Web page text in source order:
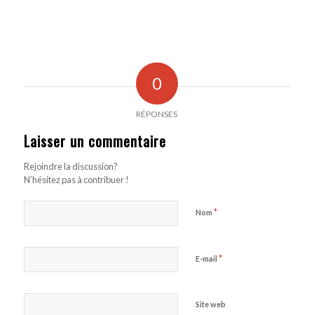
0
RÉPONSES
Laisser un commentaire
Rejoindre la discussion?
N’hésitez pas à contribuer !
Nom *
E-mail *
Site web